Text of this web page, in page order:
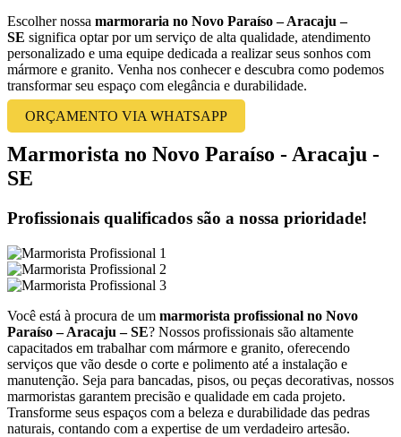
Escolher nossa marmoraria no Novo Paraíso – Aracaju –
SE significa optar por um serviço de alta qualidade, atendimento
personalizado e uma equipe dedicada a realizar seus sonhos com
mármore e granito. Venha nos conhecer e descubra como podemos
transformar seu espaço com elegância e durabilidade.
ORÇAMENTO VIA WHATSAPP
Marmorista no Novo Paraíso - Aracaju -
SE
Profissionais qualificados são a nossa prioridade!
Você está à procura de um marmorista profissional no Novo
Paraíso – Aracaju – SE? Nossos profissionais são altamente
capacitados em trabalhar com mármore e granito, oferecendo
serviços que vão desde o corte e polimento até a instalação e
manutenção. Seja para bancadas, pisos, ou peças decorativas, nossos
marmoristas garantem precisão e qualidade em cada projeto.
Transforme seus espaços com a beleza e durabilidade das pedras
naturais, contando com a expertise de um verdadeiro artesão.